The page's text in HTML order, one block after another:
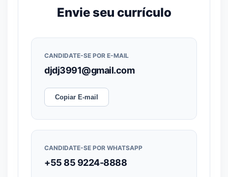
Envie seu currículo
CANDIDATE-SE POR E-MAIL
djdj3991@gmail.com
Copiar E-mail
CANDIDATE-SE POR WHATSAPP
+55 85 9224-8888